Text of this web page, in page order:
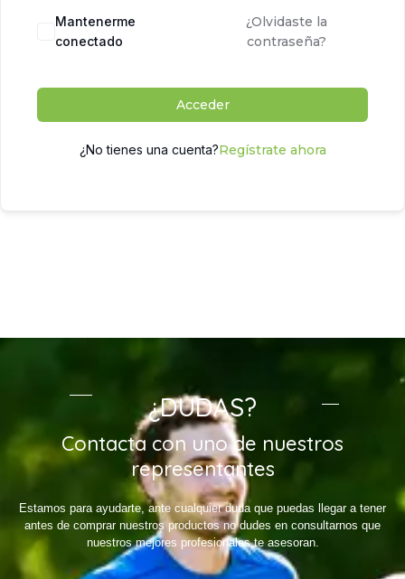
Mantenerme
conectado
¿Olvidaste la
contraseña?
Acceder
¿No tienes una cuenta?Regístrate ahora
¿DUDAS?
Contacta con uno de nuestros
representantes
Estamos para ayudarte, ante cualquier duda que puedas llegar a tener
antes de comprar nuestros productos no dudes en consultarnos que
nuestros mejores profesionales te asesoran.